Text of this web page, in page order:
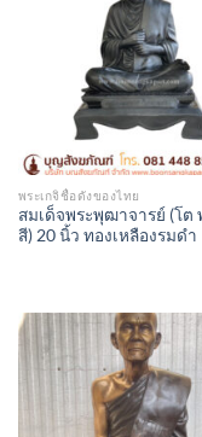
พระเกจิชื่อดังของไทย
สมเด็จพระพุฒาจารย์ (โต
สี) 20 นิ้ว ทองเหลืองรมดำ